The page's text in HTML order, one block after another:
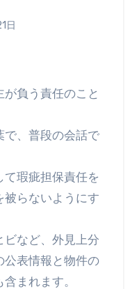
日
負う責任のこと
で、普段の会話で
瑕疵担保責任を
らないようにす
など、外見上分
公表情報と物件の
まれます。